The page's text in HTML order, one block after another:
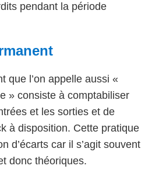
pendant la période
que l’on appelle aussi «
» consiste à comptabiliser
et les sorties et de
à disposition. Cette pratique
d’écarts car il s’agit souvent
donc théoriques.